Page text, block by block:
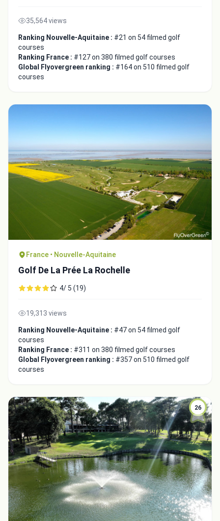
35,564 views
Ranking Nouvelle-Aquitaine : #21 on 54 filmed golf
courses
Ranking France : #127 on 380 filmed golf courses
Global Flyovergreen ranking : #164 on 510 filmed golf
courses
France • Nouvelle-Aquitaine
Golf De La Prée La Rochelle
4/ 5 (19)
19,313 views
Ranking Nouvelle-Aquitaine : #47 on 54 filmed golf
courses
Ranking France : #311 on 380 filmed golf courses
Global Flyovergreen ranking : #357 on 510 filmed golf
courses
26